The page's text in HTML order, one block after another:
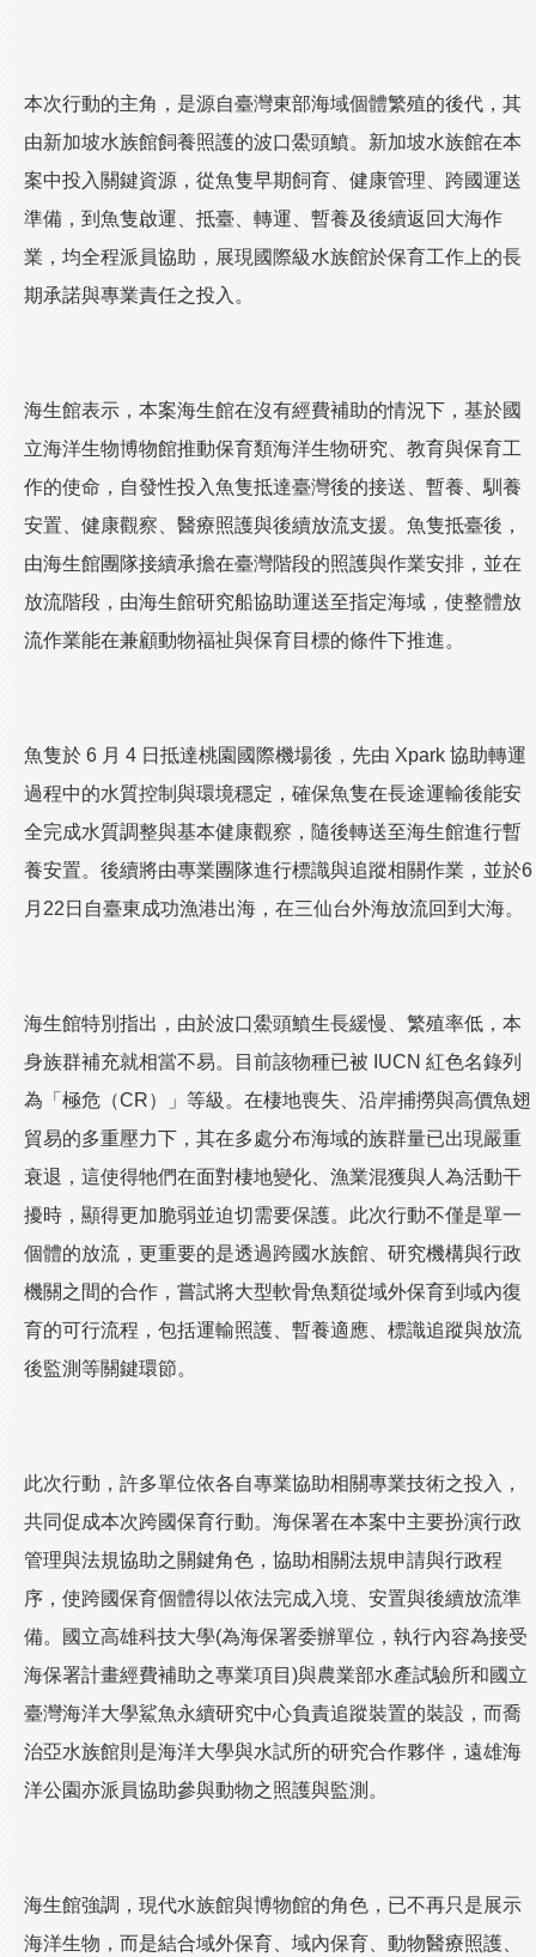
本次行動的主角，是源自臺灣東部海域個體繁殖的後代，其
由新加坡水族館飼養照護的波口鱟頭鱝。新加坡水族館在本
案中投入關鍵資源，從魚隻早期飼育、健康管理、跨國運送
準備，到魚隻啟運、抵臺、轉運、暫養及後續返回大海作
業，均全程派員協助，展現國際級水族館於保育工作上的長
期承諾與專業責任之投入。
海生館表示，本案海生館在沒有經費補助的情況下，基於國
立海洋生物博物館推動保育類海洋生物研究、教育與保育工
作的使命，自發性投入魚隻抵達臺灣後的接送、暫養、馴養
安置、健康觀察、醫療照護與後續放流支援。魚隻抵臺後，
由海生館團隊接續承擔在臺灣階段的照護與作業安排，並在
放流階段，由海生館研究船協助運送至指定海域，使整體放
流作業能在兼顧動物福祉與保育目標的條件下推進。
魚隻於 6 月 4 日抵達桃園國際機場後，先由 Xpark 協助轉運
過程中的水質控制與環境穩定，確保魚隻在長途運輸後能安
全完成水質調整與基本健康觀察，隨後轉送至海生館進行暫
養安置。後續將由專業團隊進行標識與追蹤相關作業，並於6
月22日自臺東成功漁港出海，在三仙台外海放流回到大海。
海生館特別指出，由於波口鱟頭鱝生長緩慢、繁殖率低，本
身族群補充就相當不易。目前該物種已被 IUCN 紅色名錄列
為「極危（CR）」等級。在棲地喪失、沿岸捕撈與高價魚翅
貿易的多重壓力下，其在多處分布海域的族群量已出現嚴重
衰退，這使得牠們在面對棲地變化、漁業混獲與人為活動干
擾時，顯得更加脆弱並迫切需要保護。此次行動不僅是單一
個體的放流，更重要的是透過跨國水族館、研究機構與行政
機關之間的合作，嘗試將大型軟骨魚類從域外保育到域內復
育的可行流程，包括運輸照護、暫養適應、標識追蹤與放流
後監測等關鍵環節。
此次行動，許多單位依各自專業協助相關專業技術之投入，
共同促成本次跨國保育行動。海保署在本案中主要扮演行政
管理與法規協助之關鍵角色，協助相關法規申請與行政程
序，使跨國保育個體得以依法完成入境、安置與後續放流準
備。國立高雄科技大學(為海保署委辦單位，執行內容為接受
海保署計畫經費補助之專業項目)與農業部水產試驗所和國立
臺灣海洋大學鯊魚永續研究中心負責追蹤裝置的裝設，而喬
治亞水族館則是海洋大學與水試所的研究合作夥伴，遠雄海
洋公園亦派員協助參與動物之照護與監測。
海生館強調，現代水族館與博物館的角色，已不再只是展示
海洋生物，而是結合域外保育、域內保育、動物醫療照護、